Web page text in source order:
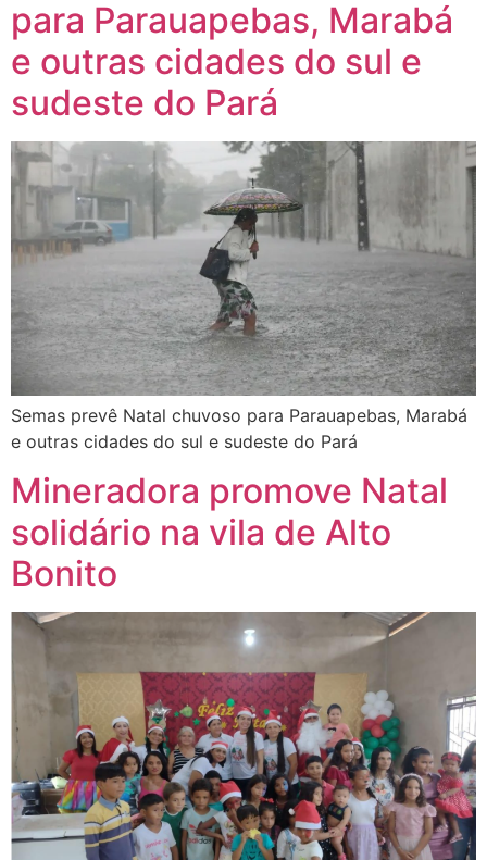
para Parauapebas, Marabá
e outras cidades do sul e
sudeste do Pará
Semas prevê Natal chuvoso para Parauapebas, Marabá
e outras cidades do sul e sudeste do Pará
Mineradora promove Natal
solidário na vila de Alto
Bonito